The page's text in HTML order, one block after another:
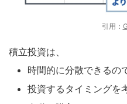
引用：
積立投資は、
時間的に分散できるの
投資するタイミングを